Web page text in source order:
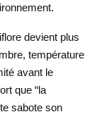
devient plus
température
avant le
que “la
sabote son